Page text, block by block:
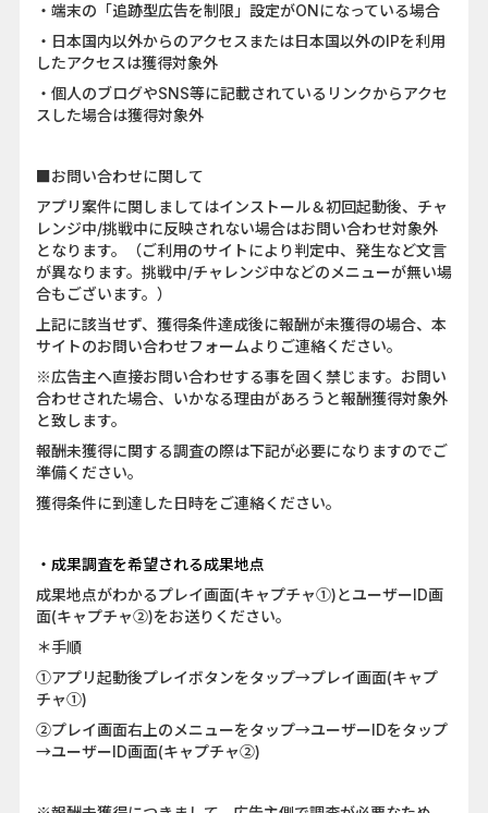
・端末の「追跡型広告を制限」設定がONになっている場合
・日本国内以外からのアクセスまたは日本国以外のIPを利用
したアクセスは獲得対象外
・個人のブログやSNS等に記載されているリンクからアクセ
スした場合は獲得対象外
■お問い合わせに関して
アプリ案件に関しましてはインストール＆初回起動後、チャ
レンジ中/挑戦中に反映されない場合はお問い合わせ対象外
となります。（ご利用のサイトにより判定中、発生など文言
が異なります。挑戦中/チャレンジ中などのメニューが無い場
合もございます。）
上記に該当せず、獲得条件達成後に報酬が未獲得の場合、本
サイトのお問い合わせフォームよりご連絡ください。
※広告主へ直接お問い合わせする事を固く禁じます。お問い
合わせされた場合、いかなる理由があろうと報酬獲得対象外
と致します。
報酬未獲得に関する調査の際は下記が必要になりますのでご
準備ください。
獲得条件に到達した日時をご連絡ください。
・成果調査を希望される成果地点
成果地点がわかるプレイ画面(キャプチャ①)とユーザーID画
面(キャプチャ②)をお送りください。
＊手順
①アプリ起動後プレイボタンをタップ→プレイ画面(キャプ
チャ①)
②プレイ画面右上のメニューをタップ→ユーザーIDをタップ
→ユーザーID画面(キャプチャ②)